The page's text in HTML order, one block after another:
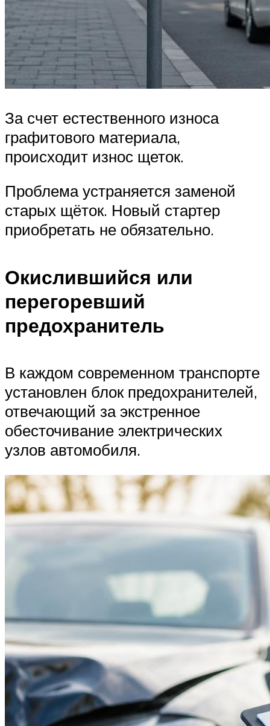
За счет естественного износа
графитового материала,
происходит износ щеток.
Проблема устраняется заменой
старых щёток. Новый стартер
приобретать не обязательно.
Окислившийся или
перегоревший
предохранитель
В каждом современном транспорте
установлен блок предохранителей,
отвечающий за экстренное
обесточивание электрических
узлов автомобиля.